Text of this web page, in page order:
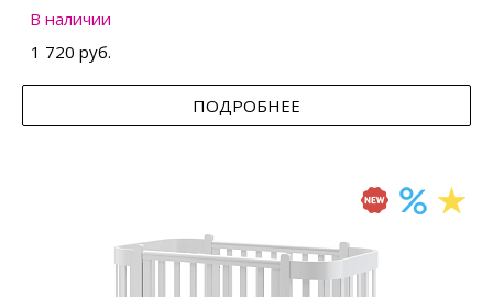
В наличии
1 720 руб.
ПОДРОБНЕЕ